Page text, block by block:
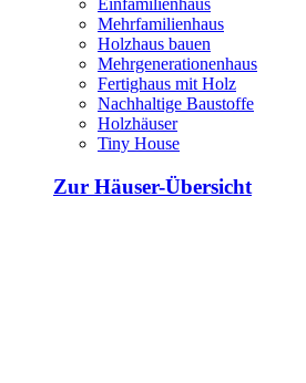
Einfamilienhaus
Mehrfamilienhaus
Holzhaus bauen
Mehrgenerationenhaus
Fertighaus mit Holz
Nachhaltige Baustoffe
Holzhäuser
Tiny House
Zur Häuser-Übersicht